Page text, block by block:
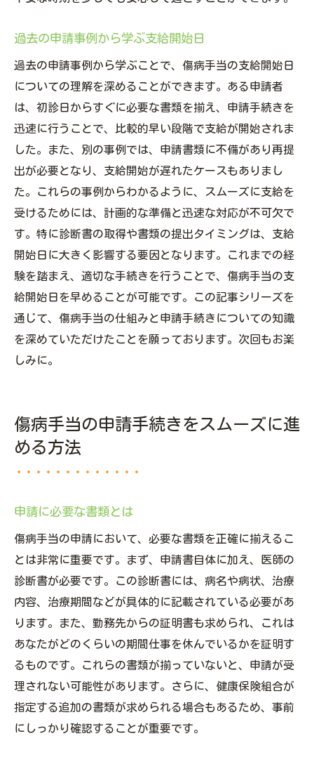
過去の申請事例から学ぶ支給開始日
過去の申請事例から学ぶことで、傷病手当の支給開始日
についての理解を深めることができます。ある申請者
は、初診日からすぐに必要な書類を揃え、申請手続きを
迅速に行うことで、比較的早い段階で支給が開始されま
した。また、別の事例では、申請書類に不備があり再提
出が必要となり、支給開始が遅れたケースもありまし
た。これらの事例からわかるように、スムーズに支給を
受けるためには、計画的な準備と迅速な対応が不可欠で
す。特に診断書の取得や書類の提出タイミングは、支給
開始日に大きく影響する要因となります。これまでの経
験を踏まえ、適切な手続きを行うことで、傷病手当の支
給開始日を早めることが可能です。この記事シリーズを
通じて、傷病手当の仕組みと申請手続きについての知識
を深めていただけたことを願っております。次回もお楽
しみに。
傷病手当の申請手続きをスムーズに進
める方法
申請に必要な書類とは
傷病手当の申請において、必要な書類を正確に揃えるこ
とは非常に重要です。まず、申請書自体に加え、医師の
診断書が必要です。この診断書には、病名や病状、治療
内容、治療期間などが具体的に記載されている必要があ
ります。また、勤務先からの証明書も求められ、これは
あなたがどのくらいの期間仕事を休んでいるかを証明す
るものです。これらの書類が揃っていないと、申請が受
理されない可能性があります。さらに、健康保険組合が
指定する追加の書類が求められる場合もあるため、事前
にしっかり確認することが重要です。